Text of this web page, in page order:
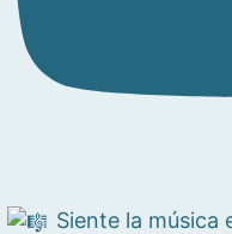
Siente la música